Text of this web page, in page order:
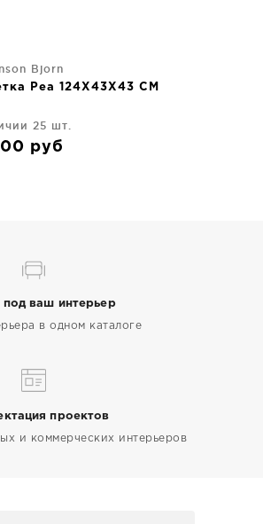
Bjorn
Pea 124X43X43 CM
25 шт.
руб
под ваш интерьер
в одном каталоге
проектов
и коммерческих интерьеров